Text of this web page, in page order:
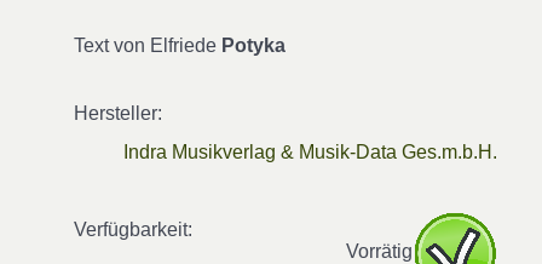
Text von Elfriede Potyka
Hersteller:
Indra Musikverlag & Musik-Data Ges.m.b.H.
Verfügbarkeit:
Vorrätig